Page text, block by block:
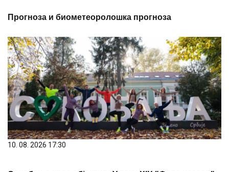
10. 08. 2026 17:30
Сокобања кроз објектив: У току XIX "Фото изазов",
пријаве до 14. августа